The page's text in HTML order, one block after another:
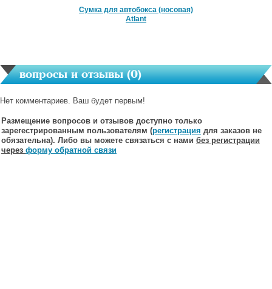
Сумка для автобокса (носовая)
Atlant
вопросы и отзывы (0)
Нет комментариев. Ваш будет первым!
Размещение вопросов и отзывов доступно только
зарегестрированным пользователям (регистрация для заказов не
обязательна). Либо вы можете связаться с нами без регистрации
через форму обратной связи